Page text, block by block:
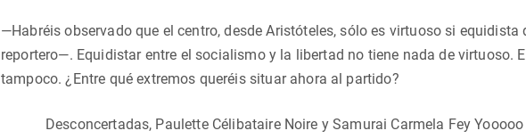
—Habréis observado que el centro, desde Aristóteles, sólo es virtuoso si
reportero—. Equidistar entre el socialismo y la libertad no tiene nada de virtuoso.
tampoco. ¿Entre qué extremos queréis situar ahora al partido?
Desconcertadas, Paulette Célibataire Noire y Samurai Carmela Fey Yooooo